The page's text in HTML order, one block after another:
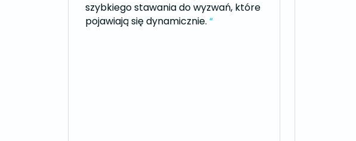
szybkiego stawania do wyzwań, które
pojawiają się dynamicznie. “